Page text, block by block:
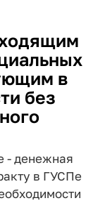
в
без
- денежная
в ГУСПе